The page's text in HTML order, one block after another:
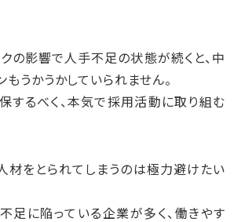
の影響で人手不足の状態が続くと、中
うかうかしていられません。
するべく、本気で採用活動に取り組む
材をとられてしまうのは極力避けたい
足に陥っている企業が多く、働きやす